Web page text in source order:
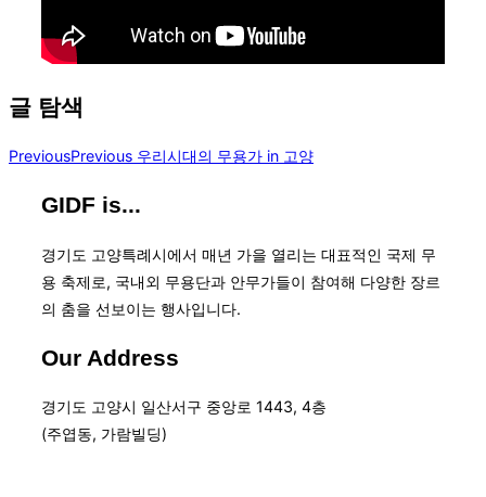
글 탐색
PreviousPrevious 우리시대의 무용가 in 고양
GIDF is...
경기도 고양특례시에서 매년 가을 열리는 대표적인 국제 무
용 축제로, 국내외 무용단과 안무가들이 참여해 다양한 장르
의 춤을 선보이는 행사입니다.
Our Address
경기도 고양시 일산서구 중앙로 1443, 4층
(주엽동, 가람빌딩)